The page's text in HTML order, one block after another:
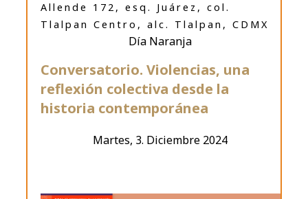
Martes, 3. Diciembre 2024
Conversatorio. Violencias, una
reflexión colectiva desde la
historia contemporánea
Día Naranja
Allende 172, esq. Juárez, col.
Tlalpan Centro, alc. Tlalpan, CDMX